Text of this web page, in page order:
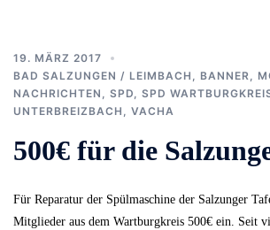
19. MÄRZ 2017
BAD SALZUNGEN / LEIMBACH
BANNER
NACHRICHTEN
SPD SPD
UNTERBREIZBACH
VACHA
500€ für die
Für Reparatur der Spülmaschine der Salzunger
Mitglieder aus dem Wartburgkreis 500€ ein. Seit